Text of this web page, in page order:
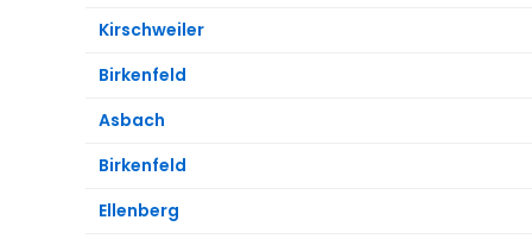
Kirschweiler
Birkenfeld
Asbach
Birkenfeld
Ellenberg